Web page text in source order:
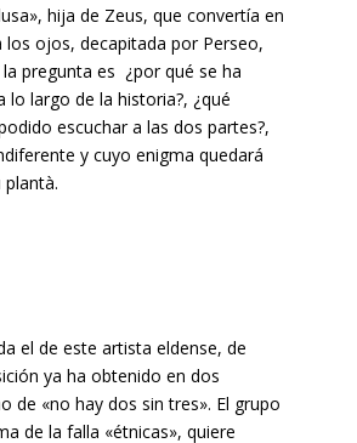
hija de Zeus, que convertía en
ojos, decapitada por Perseo,
pregunta es ¿por qué se ha
largo de la historia?, ¿qué
escuchar a las dos partes?,
y cuyo enigma quedará
el de este artista eldense, de
ya ha obtenido en dos
de «no hay dos sin tres». El grupo
de la falla «étnicas», quiere